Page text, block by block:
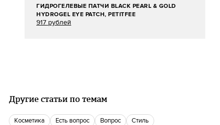
ГИДРОГЕЛЕВЫЕ ПАТЧИ BLACK PEARL & GOLD
HYDROGEL EYE PATCH, PETITFEE
917 рублей
Другие статьи по темам
косметика есть вопрос вопрос Стиль